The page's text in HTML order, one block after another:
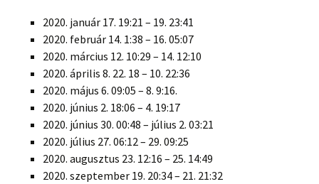
2020. január 17. 19:21 – 19. 23:41
2020. február 14. 1:38 – 16. 05:07
2020. március 12. 10:29 – 14. 12:10
2020. április 8. 22. 18 – 10. 22:36
2020. május 6. 09:05 – 8. 9:16.
2020. június 2. 18:06 – 4. 19:17
2020. június 30. 00:48 – július 2. 03:21
2020. július 27. 06:12 – 29. 09:25
2020. augusztus 23. 12:16 – 25. 14:49
2020. szeptember 19. 20:34 – 21. 21:32